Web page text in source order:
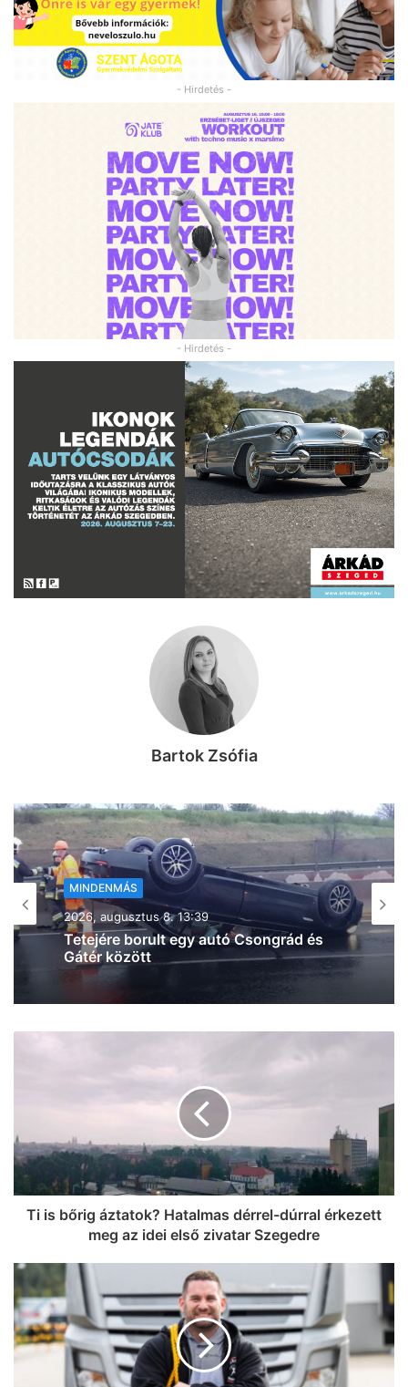
- Hirdetés -
- Hirdetés -
Bartok Zsófia
MINDENMÁS
2026, augusztus 8. 11:46
Durva ráfutásos baleset történt az M5-
ös autópályán
Ti is bőrig áztatok? Hatalmas dérrel-dúrral érkezett
meg az idei első zivatar Szegedre